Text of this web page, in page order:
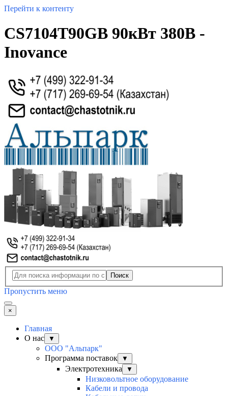
Перейти к контенту
CS7104T90GB 90кВт 380В -
Inovance
Поиск
Пропустить меню
×
Главная
О нас
▼
ООО "Альпарк"
Программа поставок
▼
Электротехника ▼
Низковольтное оборудование
Кабели и провода